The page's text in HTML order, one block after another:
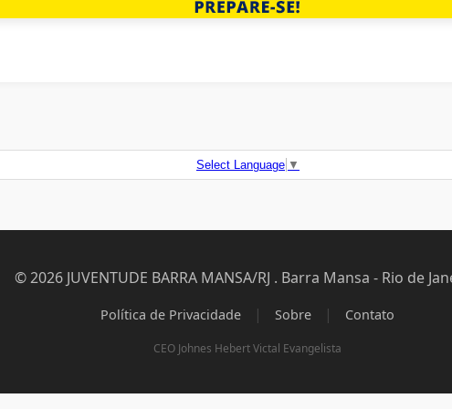
Select Language ▼
© 2026 JUVENTUDE BARRA MANSA/RJ . Barra Mansa - Rio de
Política de Privacidade | Sobre | Contato
CEO Johnes Hebert Victal Evangelista